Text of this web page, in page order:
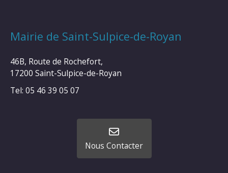
Mairie de Saint-Sulpice-de-Royan
46B, Route de Rochefort,
17200 Saint-Sulpice-de-Royan
Tel: 05 46 39 05 07
Nous Contacter